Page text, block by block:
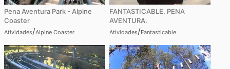
Pena Aventura Park - Alpine
Coaster
Atividades/Alpine Coaster
FANTASTICABLE. PENA
AVENTURA.
Atividades/Fantasticable